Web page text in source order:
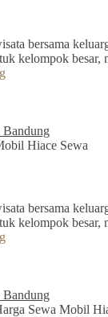
bersama
kelompok besar,
Bandung
Hiace Sewa
bersama
kelompok besar,
Bandung
Sewa Mobil